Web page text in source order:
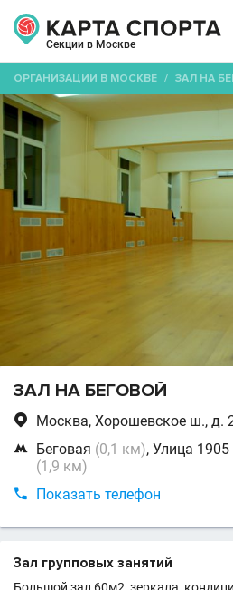
Секции в Москве
ОРГАНИЗАЦИИ В МОСКВЕ / ЗАЛ НА
ЗАЛ НА БЕГОВОЙ
 Москва, Хорошевское ш., д.
 Беговая (0,1 км), Улица 1905
(1,9 км)
 Показать телефон
Зал групповых занятий